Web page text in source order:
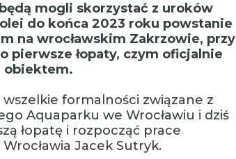
mogli skorzystać z uroków
do końca 2023 roku powstanie
na wrocławskim Zakrzowie, przy
pierwsze łopaty, czym oficjalnie
obiektem.
wszelkie formalności związane z
Aquaparku we Wrocławiu i dziś
łopatę i rozpocząć prace
Jacek Sutryk.